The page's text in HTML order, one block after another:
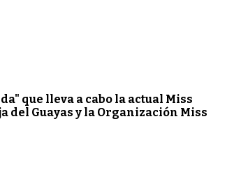
que lleva a cabo la actual Miss
del Guayas y la Organización Miss